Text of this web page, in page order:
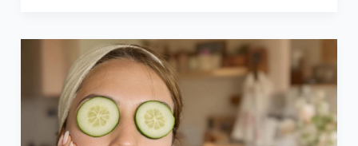
remèdes
de
grand-
mère